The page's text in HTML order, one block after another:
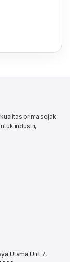
prima sejak
industri,
Utama Unit 7,